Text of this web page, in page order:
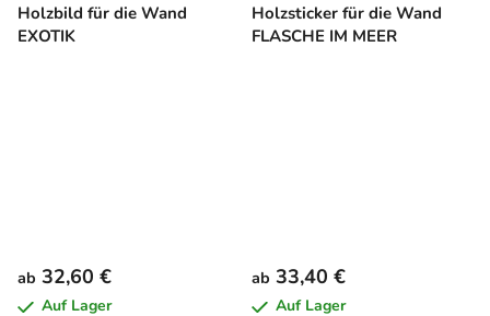
Holzbild für die Wand
EXOTIK
Holzsticker für die Wand
FLASCHE IM MEER
ab 32,60 €
Auf Lager
ab 33,40 €
Auf Lager